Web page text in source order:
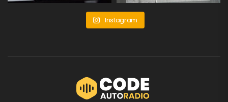
Instagram